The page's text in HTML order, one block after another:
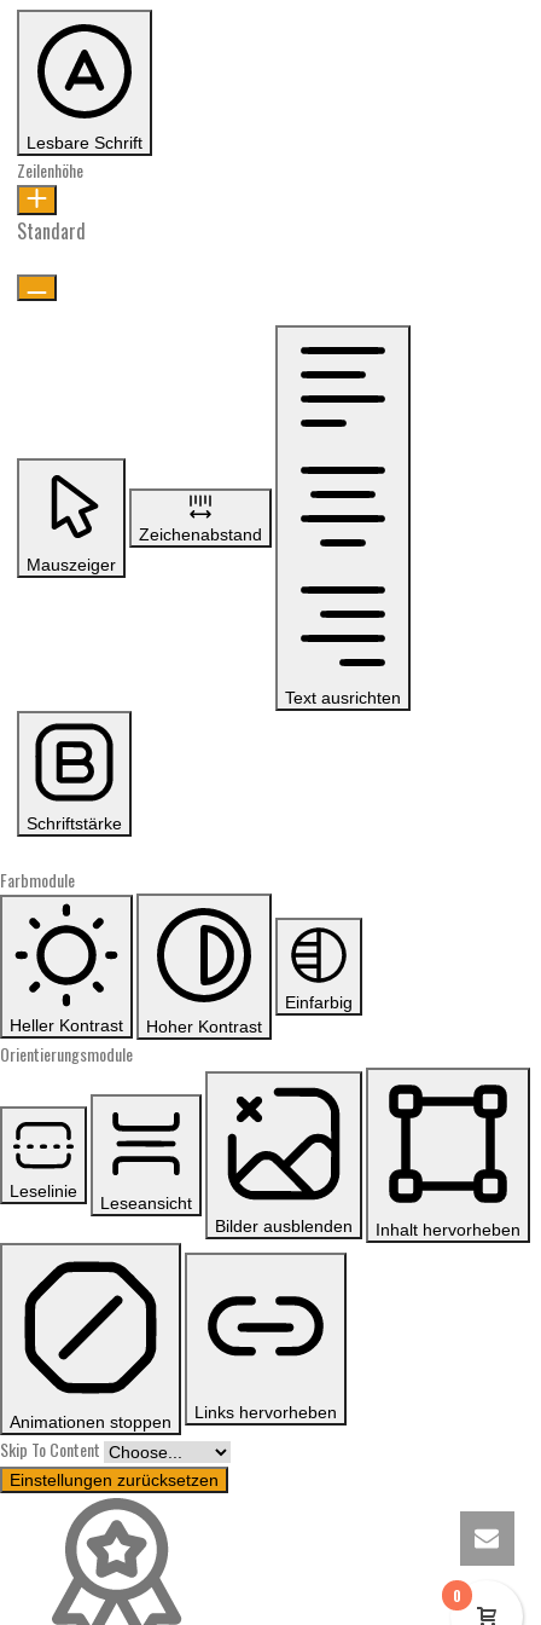
0
Lesbare Schrift
Zeilenhöhe
Standard
Mauszeiger
Zeichenabstand
Text ausrichten
Schriftstärke
Farbmodule
Heller Kontrast Hoher Kontrast
Einfarbig
Orientierungsmodule
Leselinie
Leseansicht
Bilder ausblenden
Inhalt hervorheben
Animationen stoppen Links hervorheben
Skip To Content
Einstellungen zurücksetzen